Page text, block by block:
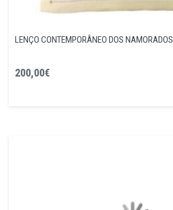
LENÇO CONTEMPORÂNEO DOS NAMORADOS
200,00€